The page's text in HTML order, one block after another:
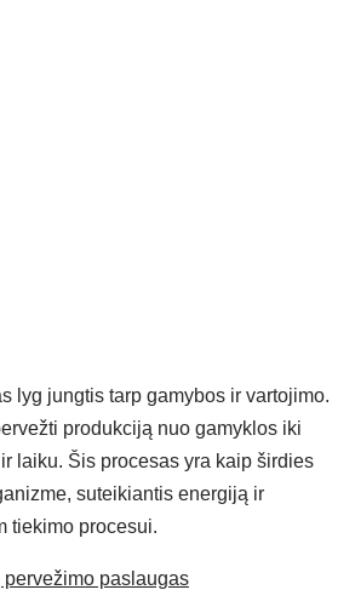
lyg jungtis tarp gamybos ir vartojimo.
produkciją nuo gamyklos iki
laiku. Šis procesas yra kaip širdies
suteikiantis energiją ir
tiekimo procesui.
paslaugas